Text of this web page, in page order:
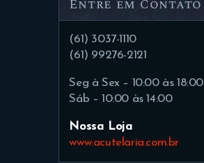
Entre em Contato
(61) 3037-1110
(61) 99276-2121
Seg à Sex – 10:00 às 18:00
Sáb – 10:00 às 14:00
Nossa Loja
www.acutelaria.com.br